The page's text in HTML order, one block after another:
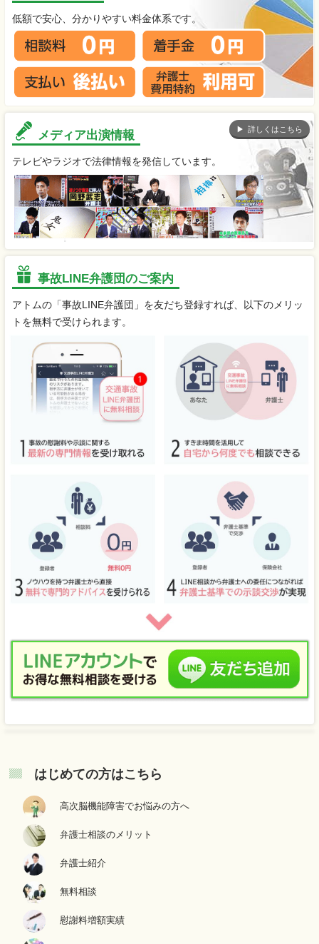
低額で安心、分かりやすい料金体系です。
メディア出演情報 詳しくはこちら
テレビやラジオで法律情報を発信しています。
事故LINE弁護団のご案内
アトムの「事故LINE弁護団」を友だち登録すれば、以下のメリッ
トを無料で受けられます。
はじめての方はこちら
高次脳機能障害でお悩みの方へ
弁護士相談のメリット
弁護士紹介
無料相談
慰謝料増額実績